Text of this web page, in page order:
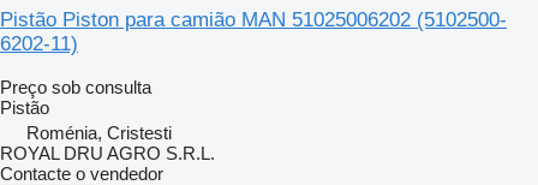
Pistão Piston para camião MAN 51025006202 (5102500-
6202-11)
Preço sob consulta
Pistão
Roménia, Cristesti
ROYAL DRU AGRO S.R.L.
Contacte o vendedor